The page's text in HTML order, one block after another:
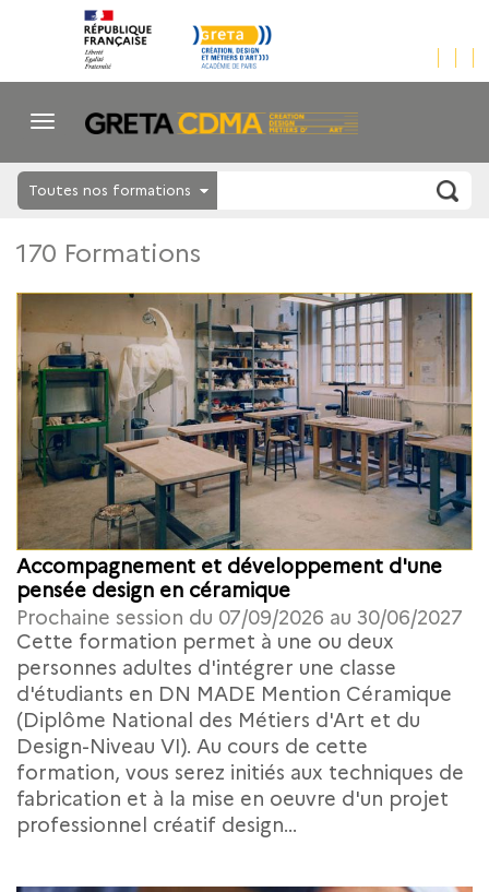
Toutes nos formations
170 Formations
Accompagnement et développement d'une
pensée design en céramique
Prochaine session du 07/09/2026 au 30/06/2027
Cette formation permet à une ou deux
personnes adultes d'intégrer une classe
d'étudiants en DN MADE Mention Céramique
(Diplôme National des Métiers d'Art et du
Design-Niveau VI). Au cours de cette
formation, vous serez initiés aux techniques de
fabrication et à la mise en oeuvre d'un projet
professionnel créatif design...